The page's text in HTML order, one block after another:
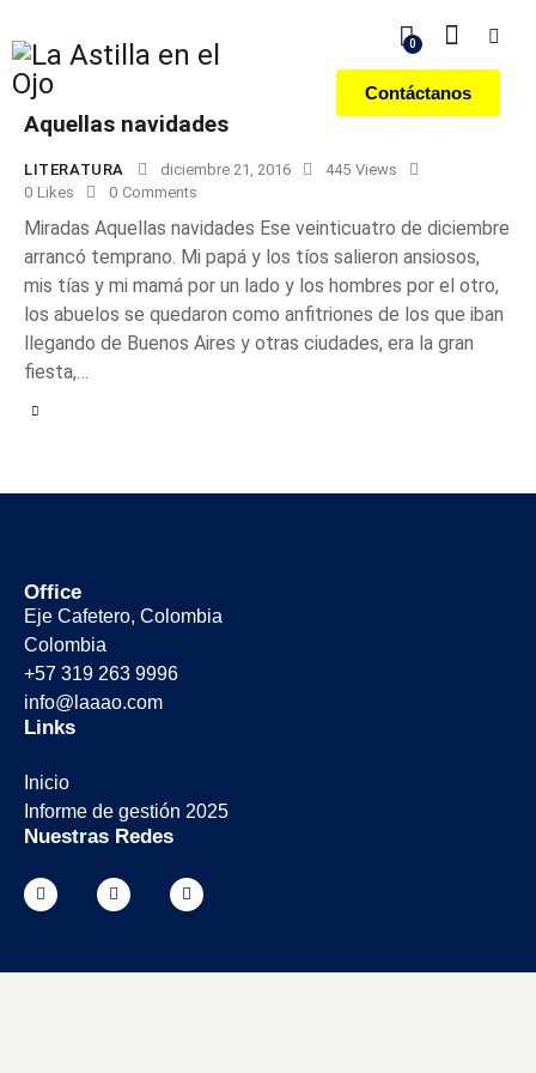
0
Contáctanos
Aquellas navidades
LITERATURA diciembre 21, 2016 445 Views
0 Likes 0 Comments
Miradas Aquellas navidades Ese veinticuatro de diciembre
arrancó temprano. Mi papá y los tíos salieron ansiosos,
mis tías y mi mamá por un lado y los hombres por el otro,
los abuelos se quedaron como anfitriones de los que iban
llegando de Buenos Aires y otras ciudades, era la gran
fiesta,…
Office
Eje Cafetero, Colombia
Colombia
+57 319 263 9996
info@laaao.com
Links
Inicio
Informe de gestión 2025
Nuestras Redes